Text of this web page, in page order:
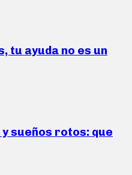
tu ayuda no es un
sueños rotos: que